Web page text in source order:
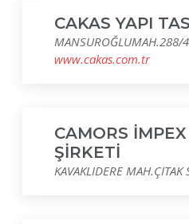
CAKAS YAPI
MANSUROĞLUMAH.288/
www.cakas.com.tr
CAMORS
ŞİRKETİ
KAVAKLIDERE